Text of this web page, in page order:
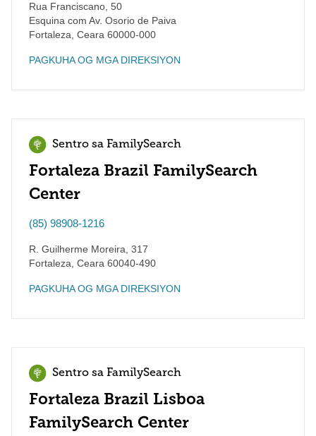
Rua Franciscano, 50
Esquina com Av. Osorio de Paiva
Fortaleza Ceara 60000-000
PAGKUHA OG MGA DIREKSIYON
Sentro sa FamilySearch
Fortaleza Brazil FamilySearch
Center
(85) 98908-1216
R. Guilherme Moreira, 317
Fortaleza Ceara 60040-490
PAGKUHA OG MGA DIREKSIYON
Sentro sa FamilySearch
Fortaleza Brazil Lisboa
FamilySearch Center